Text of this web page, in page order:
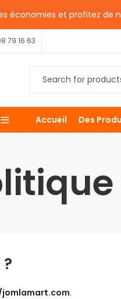
économies et profitez de
79 16 63
Accueil Des
.